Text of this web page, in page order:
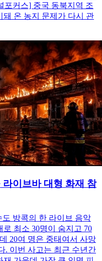
포커스] 중국 동북지역 조
돼 온 농지 문제가 다시 관
이브바 대형 화재 참
방콕의 한 라이브 음악
최소 30명이 숨지고 70
20여 명은 중태여서 사망
. 이번 사고는 최근 수년간